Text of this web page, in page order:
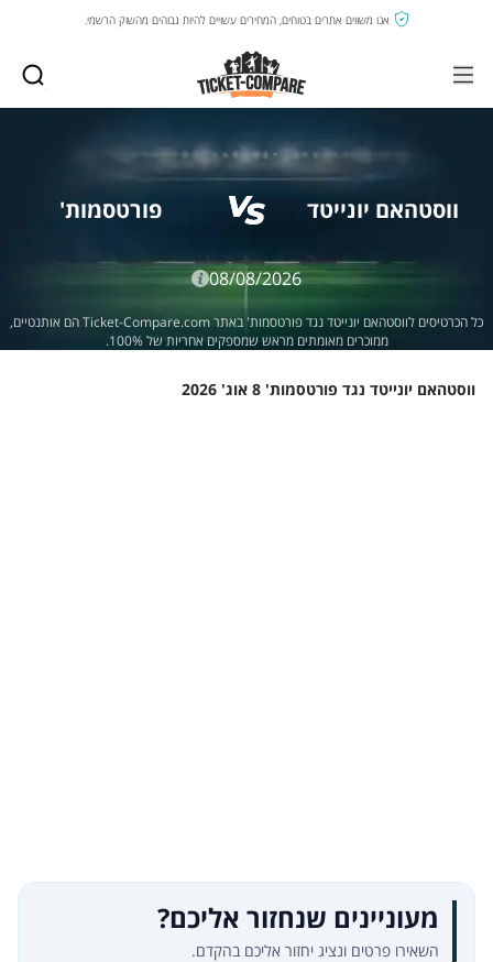
אנו משווים אתרים בטוחים, המחירים עשויים להיות גבוהים מהשוק הרשמי.
ווסטהאם יונייטד פורטסמות'
08/08/2026
כל הכרטיסים לווסטהאם יונייטד נגד פורטסמות' באתר Ticket-Compare.com הם אותנטיים,
ממוכרים מאומתים מראש שמספקים אחריות של 100%.
ווסטהאם יונייטד נגד פורטסמות' 8 אוג' 2026
מעוניינים שנחזור אליכם?
השאירו פרטים ונציג יחזור אליכם בהקדם.